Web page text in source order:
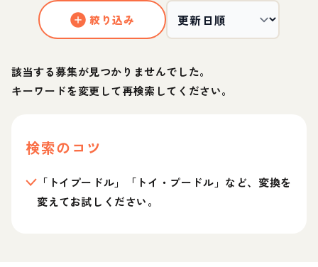
絞り込み
該当する募集が見つかりませんでした。
キーワードを変更して再検索してください。
検索のコツ
「トイプードル」「トイ・プードル」など、変換を
変えてお試しください。